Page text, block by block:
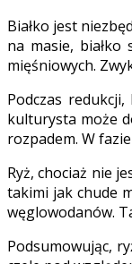
Białko jest
na masie,
mięśniowych.
Podczas
kulturysta może
rozpadem. W
Ryż, chociaż nie
takimi jak chude
węglowodanów.
Podsumowując,